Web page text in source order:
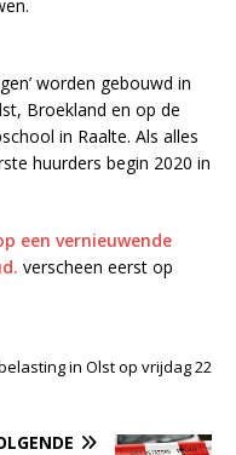
worden gebouwd in
Broekland en op de
in Raalte. Als alles
huurders begin 2020 in
een vernieuwende
verscheen eerst op
in Olst op vrijdag 22